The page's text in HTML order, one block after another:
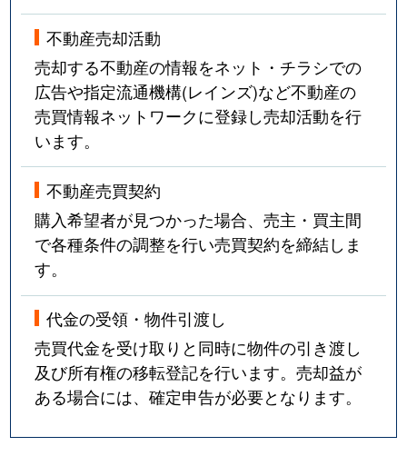
不動産売却活動
売却する不動産の情報をネット・チラシでの
広告や指定流通機構(レインズ)など不動産の
売買情報ネットワークに登録し売却活動を行
います。
不動産売買契約
購入希望者が見つかった場合、売主・買主間
で各種条件の調整を行い売買契約を締結しま
す。
代金の受領・物件引渡し
売買代金を受け取りと同時に物件の引き渡し
及び所有権の移転登記を行います。売却益が
ある場合には、確定申告が必要となります。